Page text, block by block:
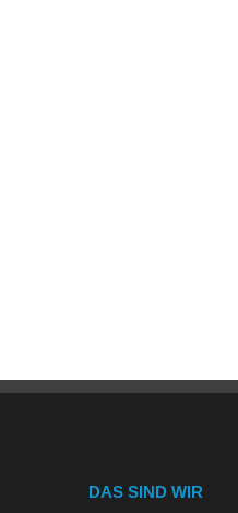
DAS SIND WIR